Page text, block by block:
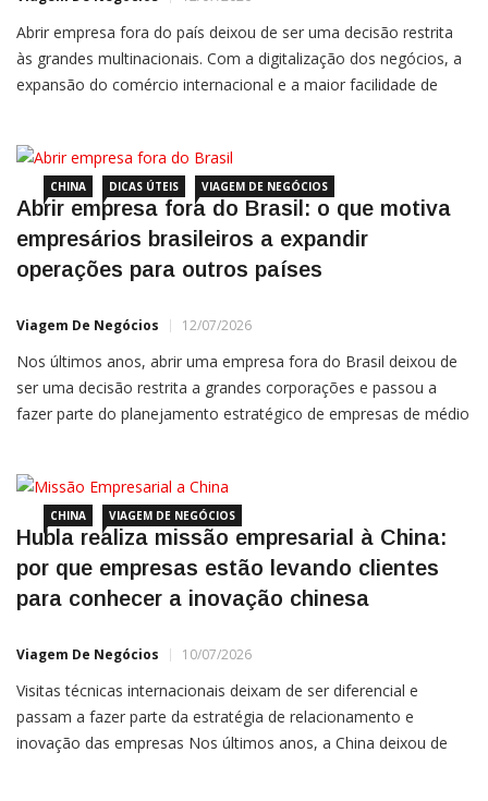
Abrir empresa fora do país deixou de ser uma decisão restrita
às grandes multinacionais. Com a digitalização dos negócios, a
expansão do comércio internacional e a maior facilidade de
Para alguns empresários, a abertura de uma empresa no
exteriorCHINA DICAS ÚTEIS VIAGEM DE NEGÓCIOS
Abrir empresa fora do Brasil: o que motiva
empresários brasileiros a expandir
operações para outros países
Viagem De Negócios 12/07/2026
Nos últimos anos, abrir uma empresa fora do Brasil deixou de
ser uma decisão restrita a grandes corporações e passou a
fazer parte do planejamento estratégico de empresas de médio
interno, busca por eficiência operacional e o interesse […]
CHINA VIAGEM DE NEGÓCIOS
Hubla realiza missão empresarial à China:
por que empresas estão levando clientes
para conhecer a inovação chinesa
Viagem De Negócios 10/07/2026
Visitas técnicas internacionais deixam de ser diferencial e
passam a fazer parte da estratégia de relacionamento e
inovação das empresas Nos últimos anos, a China deixou de